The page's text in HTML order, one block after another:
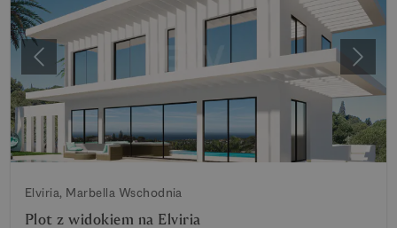
Poprzedni
Elviria, Marbella Wschodnia
Plot z widokiem na Elviria